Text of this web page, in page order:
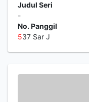
Judul Seri
-
No. Panggil
537 Sar J